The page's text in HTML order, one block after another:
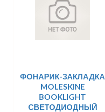
ФОНАРИК-ЗАКЛАДКА
MOLESKINE
BOOKLIGHT
СВЕТОДИОДНЫЙ